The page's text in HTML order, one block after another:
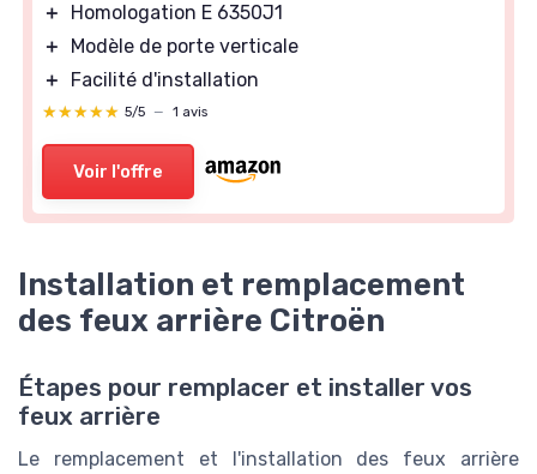
＋
Homologation E 6350J1
＋
Modèle de porte verticale
＋
Facilité d'installation
★★★★★
★★★★★ 5/5 — 1 avis
Voir l'offre
Installation et remplacement
des feux arrière Citroën
Étapes pour remplacer et installer vos
feux arrière
Le remplacement et l'installation des feux arrière